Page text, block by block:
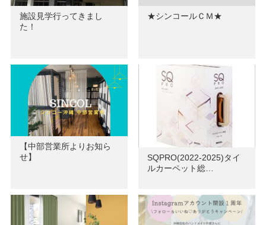
施設見学行ってきまし
た！
★シンコールＣＭ★
【中部営業所よりお知ら
せ】
SQPRO(2022-2025)タイ
ルカーペット総…